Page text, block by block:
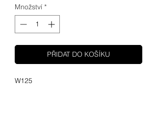
Množství *
PŘIDAT DO KOŠÍKU
W125